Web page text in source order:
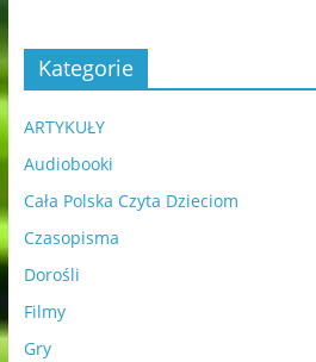
Kategorie
ARTYKUŁY
Audiobooki
Cała Polska Czyta Dzieciom
Czasopisma
Dorośli
Filmy
Gry